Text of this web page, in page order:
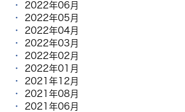
2022年06月
2022年05月
2022年04月
2022年03月
2022年02月
2022年01月
2021年12月
2021年08月
2021年06月